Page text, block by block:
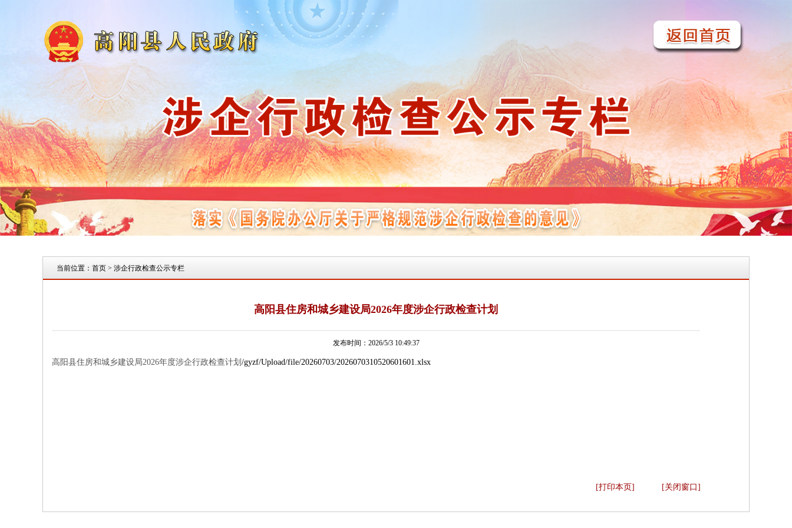
当前位置： 首页 > 涉企行政检查公示专栏
高阳县住房和城乡建设局2026年度涉企行政检查计划
发布时间：2026/5/3 10:49:37
高阳县住房和城乡建设局2026年度涉企行政检查计划 /gyzf/Upload/file/20260703/2026070310520601601.xlsx
[打印本页] [关闭窗口]